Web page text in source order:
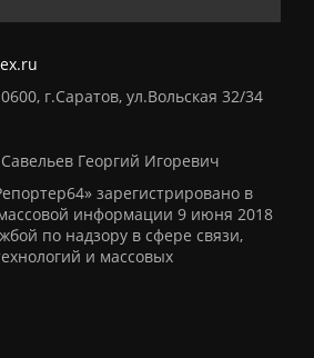
г.Саратов, ул.Вольская 32/34
Георгий Игоревич
зарегистрировано в
массовой информации 9 июня 2018
по надзору в сфере связи,
и массовых